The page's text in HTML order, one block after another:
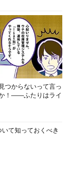
つからないって言っ
！――ふたりはライ
て知っておくべき